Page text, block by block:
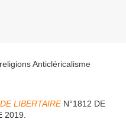
LIBERTAIREN°1812 DE
2019.